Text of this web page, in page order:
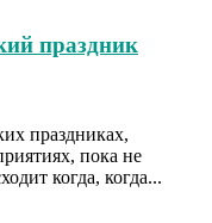
праздник
праздниках,
пока не
когда, когда...